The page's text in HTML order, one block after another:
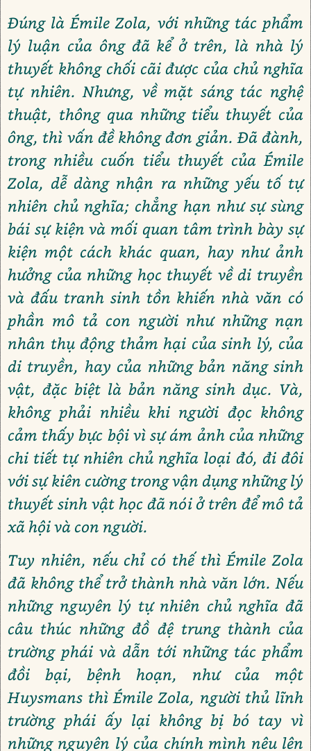
Đúng là Émile Zola, với những tác phẩm
lý luận của ông đã kể ở trên, là nhà lý
thuyết không chối cãi được của chủ nghĩa
tự nhiên. Nhưng, về mặt sáng tác nghệ
thuật, thông qua những tiểu thuyết của
ông, thì vấn đề không đơn giản. Đã đành,
trong nhiều cuốn tiểu thuyết của Émile
Zola, dễ dàng nhận ra những yếu tố tự
nhiên chủ nghĩa; chẳng hạn như sự sùng
bái sự kiện và mối quan tâm trình bày sự
kiện một cách khác quan, hay như ảnh
hưởng của những học thuyết về di truyền
và đấu tranh sinh tồn khiến nhà văn có
phần mô tả con người như những nạn
nhân thụ động thảm hại của sinh lý, của
di truyền, hay của những bản năng sinh
vật, đặc biệt là bản năng sinh dục. Và,
không phải nhiều khi người đọc không
cảm thấy bực bội vì sự ám ảnh của những
chi tiết tự nhiên chủ nghĩa loại đó, đi đôi
với sự kiên cường trong vận dụng những lý
thuyết sinh vật học đã nói ở trên để mô tả
xã hội và con người.
Tuy nhiên, nếu chỉ có thế thì Émile Zola
đã không thể trở thành nhà văn lớn. Nếu
những nguyên lý tự nhiên chủ nghĩa đã
câu thúc những đồ đệ trung thành của
trường phái và dẫn tới những tác phẩm
đồi bại, bệnh hoạn, như của một
Huysmans thì Émile Zola, người thủ lĩnh
trường phái ấy lại không bị bó tay vì
những nguyên lý của chính mình nêu lên